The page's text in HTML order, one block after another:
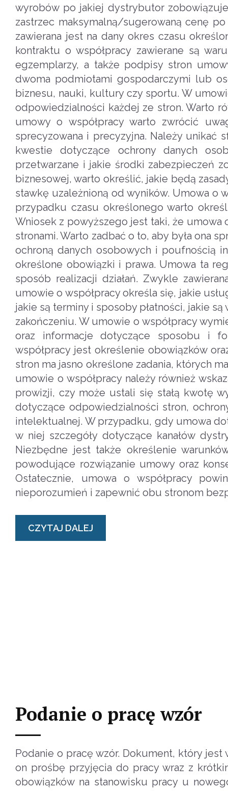
wyrobów po jakiej dystrybutor
zastrzec maksymalną/sugerowaną cenę
zawierana jest na dany okres czasu
kontraktu o współpracy zawierane są
egzemplarzy, a także podpisy stron
dwoma podmiotami gospodarczymi lub
biznesu, nauki, kultury czy sportu. W
odpowiedzialności każdej ze stron. Warto
umowy o współpracy warto zwrócić
sprecyzowana i precyzyjna. Należy unikać
kwestie dotyczące ochrony danych
przetwarzane i jakie środki zabezpieczeń
biznesowej, warto określić, jakie będą
stawkę uzależnioną od wyników. Umowa o
przypadku czasu określonego warto
Wniosek z powyższego jest taki, że
stronami. Warto zadbać o to, aby była ona
ochroną danych osobowych i poufnością
określone obowiązki i prawa. Umowa ta
sposób realizacji działań. Zwykle
umowie o współpracy określa się, jakie
jakie są terminy i sposoby płatności, jakie
zakończeniu. W umowie o współpracy
oraz informacje dotyczące sposobu i
współpracy jest określenie obowiązków
stron ma jasno określone zadania, których
umowie o współpracy należy również
prowizji, czy może ustali się stałą kwotę
dotyczące odpowiedzialności stron,
intelektualnej. W przypadku, gdy umowa
w niej szczegóły dotyczące kanałów
Niezbędne jest także określenie
powodujące rozwiązanie umowy oraz
Ostatecznie, umowa o współpracy
nieporozumień i zapewnić obu stronom
CZYTAJ DALEJ
Podanie o pracę wzór
Podanie o pracę wzór. Dokument, który
on prośbę przyjęcia do pracy wraz z
obowiązków na stanowisku pracy u